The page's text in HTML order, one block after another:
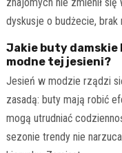
dyskusje o budżecie, brak
Jakie buty damskie
modne tej jesieni?
Jesień w modzie rządzi
zasadą: buty mają robić
mogą utrudniać
sezonie trendy nie